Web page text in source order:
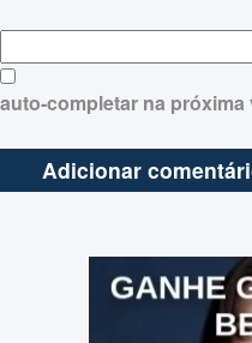
auto-completar na próxima